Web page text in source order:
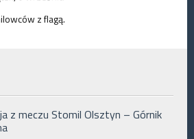
z flagą.
z meczu Stomil Olsztyn – Górnik